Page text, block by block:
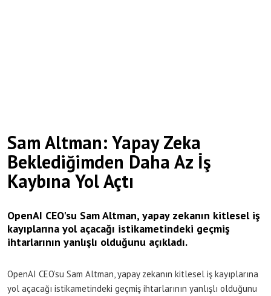
Sam Altman: Yapay Zeka
Beklediğimden Daha Az İş
Kaybına Yol Açtı
OpenAI CEO'su Sam Altman, yapay zekanın kitlesel iş
kayıplarına yol açacağı istikametindeki geçmiş
ihtarlarının yanlışlı olduğunu açıkladı.
OpenAI CEO’su Sam Altman, yapay zekanın kitlesel iş kayıplarına
yol açacağı istikametindeki geçmiş ihtarlarının yanlışlı olduğunu